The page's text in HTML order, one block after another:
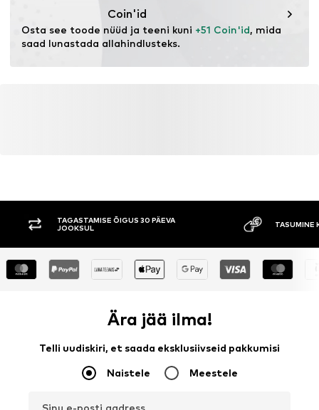
Coin'id
Osta see toode nüüd ja teeni kuni +51 Coin'id, mida
saad lunastada allahindlusteks.
TAGASTAMISE ÕIGUS 30 PÄEVA
JOOKSUL
TASUMINE
Ära jää ilma!
Telli uudiskiri, et saada eksklusiivseid pakkumisi
Naistele Meestele